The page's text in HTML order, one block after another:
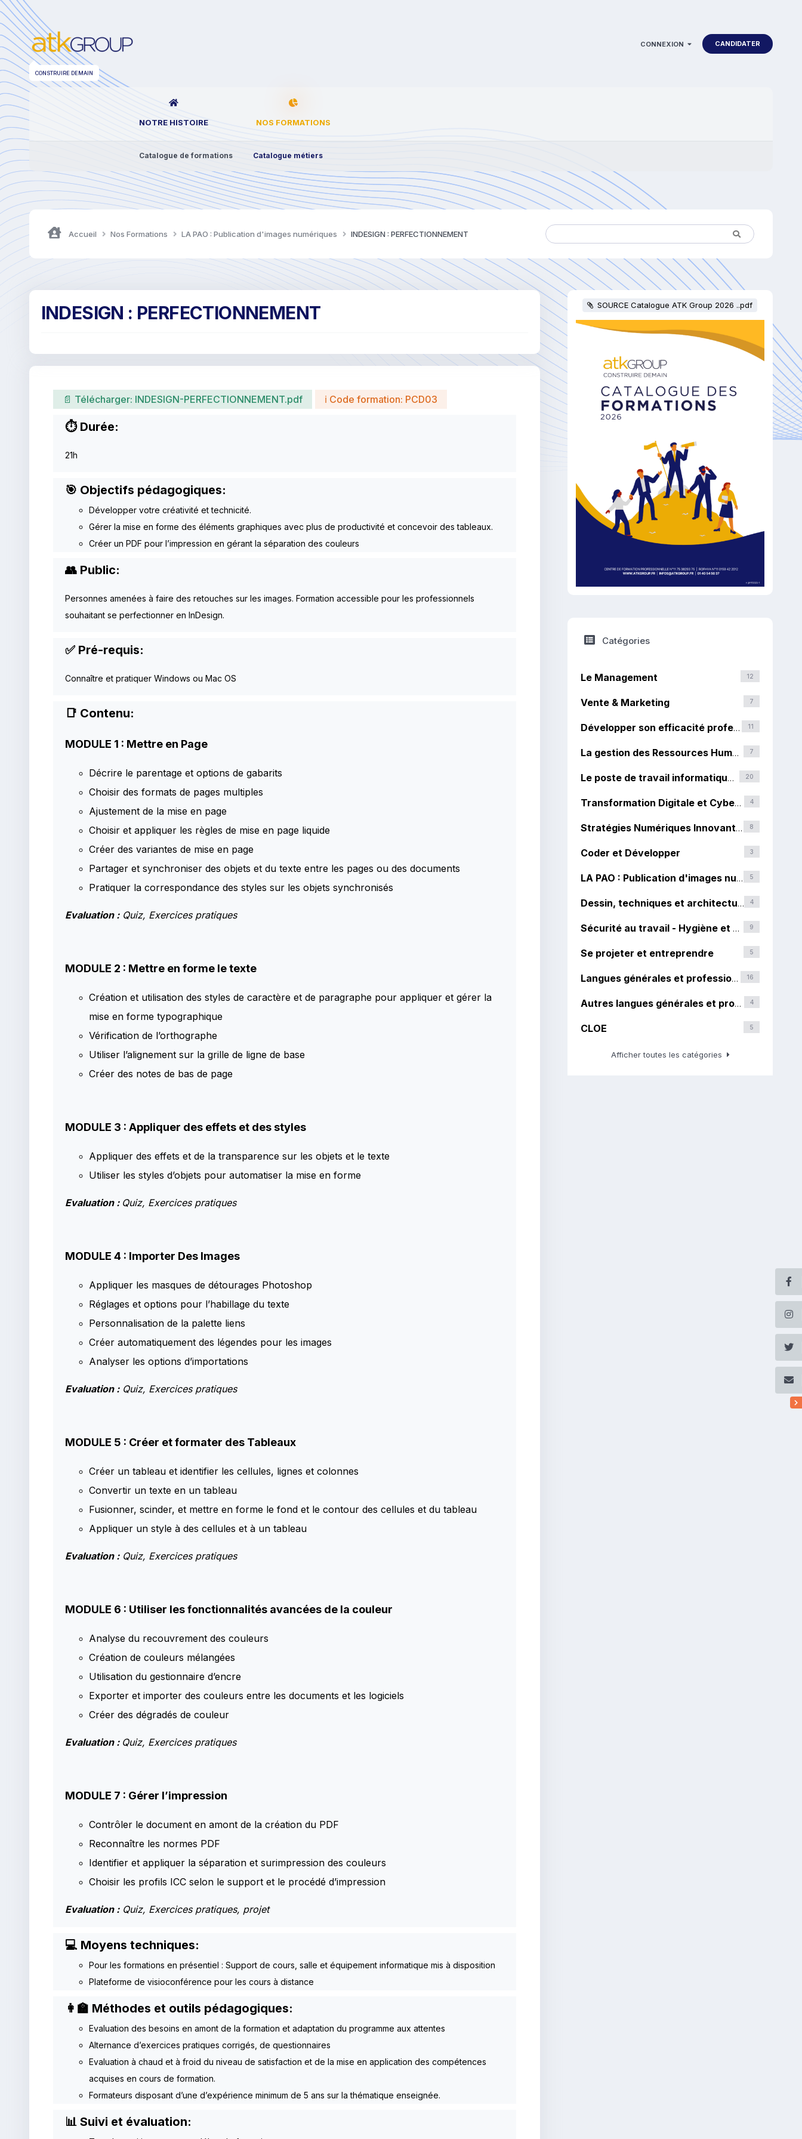
CONSTRUIRE DEMAIN
CONNEXION CANDIDATER
NOTRE HISTOIRE NOS FORMATIONS
Catalogue de formations Catalogue métiers
Accueil Nos Formations LA PAO : Publication d'images numériques INDESIGN : PERFECTIONNEMENT
INDESIGN : PERFECTIONNEMENT
📄 Télécharger: INDESIGN-PERFECTIONNEMENT.pdf ℹ Code formation: PCD03
⏱ Durée:
21h
🎯 Objectifs pédagogiques:
Développer votre créativité et technicité.
Gérer la mise en forme des éléments graphiques avec plus de productivité et concevoir des tableaux.
Créer un PDF pour l’impression en gérant la séparation des couleurs
👥 Public:
Personnes amenées à faire des retouches sur les images. Formation accessible pour les professionnels
souhaitant se perfectionner en InDesign.
✅ Pré-requis:
Connaître et pratiquer Windows ou Mac OS
📑 Contenu:
MODULE 1 : Mettre en Page
Décrire le parentage et options de gabarits
Choisir des formats de pages multiples
Ajustement de la mise en page
Choisir et appliquer les règles de mise en page liquide
Créer des variantes de mise en page
Partager et synchroniser des objets et du texte entre les pages ou des documents
Pratiquer la correspondance des styles sur les objets synchronisés
Evaluation :Quiz, Exercices pratiques
MODULE 2 : Mettre en forme le texte
Création et utilisation des styles de caractère et de paragraphe pour appliquer et gérer la
mise en forme typographique
Vérification de l’orthographe
Utiliser l’alignement sur la grille de ligne de base
Créer des notes de bas de page
MODULE 3 : Appliquer des effets et des styles
Appliquer des effets et de la transparence sur les objets et le texte
Utiliser les styles d’objets pour automatiser la mise en forme
Evaluation : Quiz, Exercices pratiques
MODULE 4 : Importer Des Images
Appliquer les masques de détourages Photoshop
Réglages et options pour l’habillage du texte
Personnalisation de la palette liens
Créer automatiquement des légendes pour les images
Analyser les options d’importations
Evaluation :Quiz, Exercices pratiques
MODULE 5 : Créer et formater des Tableaux
Créer un tableau et identifier les cellules, lignes et colonnes
Convertir un texte en un tableau
Fusionner, scinder, et mettre en forme le fond et le contour des cellules et du tableau
Appliquer un style à des cellules et à un tableau
Evaluation :Quiz, Exercices pratiques
MODULE 6 : Utiliser les fonctionnalités avancées de la couleur
Analyse du recouvrement des couleurs
Création de couleurs mélangées
Utilisation du gestionnaire d’encre
Exporter et importer des couleurs entre les documents et les logiciels
Créer des dégradés de couleur
Evaluation : Quiz, Exercices pratiques
MODULE 7 : Gérer l’impression
Contrôler le document en amont de la création du PDF
Reconnaître les normes PDF
Identifier et appliquer la séparation et surimpression des couleurs
Choisir les profils ICC selon le support et le procédé d’impression
Evaluation :Quiz, Exercices pratiques, projet
💻 Moyens techniques:
Pour les formations en présentiel : Support de cours, salle et équipement informatique mis à disposition
Plateforme de visioconférence pour les cours à distance
👩‍🏫 Méthodes et outils pédagogiques:
Evaluation des besoins en amont de la formation et adaptation du programme aux attentes
Alternance d’exercices pratiques corrigés, de questionnaires
Evaluation à chaud et à froid du niveau de satisfaction et de la mise en application des compétences
acquises en cours de formation.
Formateurs disposant d’une d’expérience minimum de 5 ans sur la thématique enseignée.
📊 Suivi et évaluation:
SOURCE Catalogue ATK Group 2026 ..pdf
Catégories
12
Le Management
7
Vente & Marketing
11
Développer son efficacité professionnelle
7
La gestion des Ressources Humaines
20
Le poste de travail informatique et la bureautique
4
Transformation Digitale et Cybersécurité
8
Stratégies Numériques Innovantes et IA
3
Coder et Développer
5
LA PAO : Publication d'images numériques
4
Dessin, techniques et architecture numérique
9
Sécurité au travail - Hygiène et développement durable
5
Se projeter et entreprendre
16
Langues générales et professionnelles européennes
4
Autres langues générales et professionnelles
5
CLOE
Afficher toutes les catégories